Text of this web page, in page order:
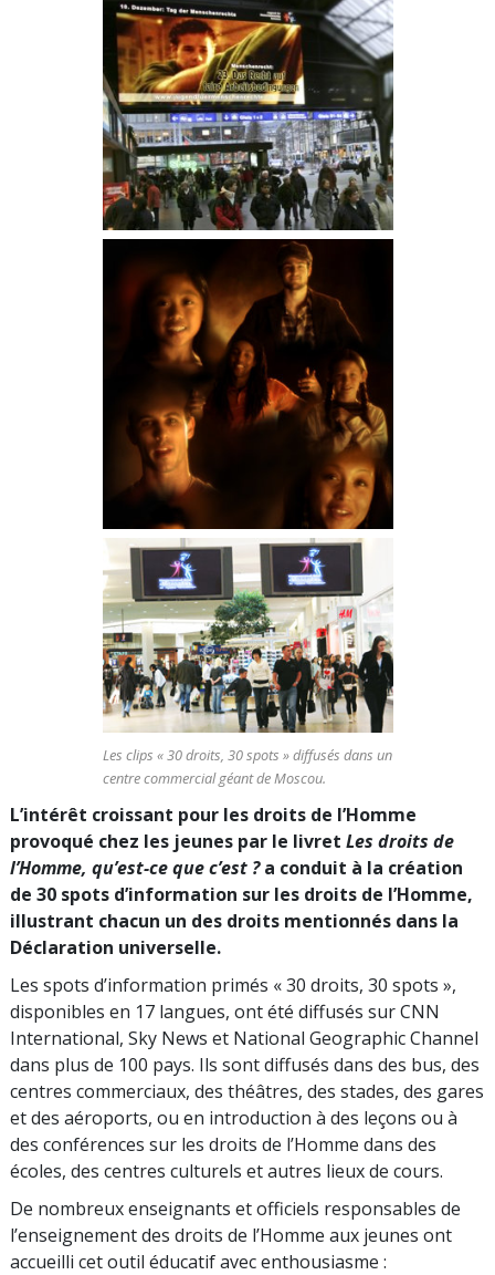
Les clips « 30 droits, 30 spots » diffusés dans un
centre commercial géant de Moscou.
L’intérêt croissant pour les droits de l’Homme
provoqué chez les jeunes par le livret Les droits de
l’Homme, qu’est-ce que c’est ?a conduit à la création
de 30 spots d’information sur les droits de l’Homme,
illustrant chacun un des droits mentionnés dans la
Déclaration universelle.
Les spots d’information primés « 30 droits, 30 spots »,
disponibles en 17 langues, ont été diffusés sur CNN
International, Sky News et National Geographic Channel
dans plus de 100 pays. Ils sont diffusés dans des bus, des
centres commerciaux, des théâtres, des stades, des gares
et des aéroports, ou en introduction à des leçons ou à
des conférences sur les droits de l’Homme dans des
écoles, des centres culturels et autres lieux de cours.
De nombreux enseignants et officiels responsables de
l’enseignement des droits de l’Homme aux jeunes ont
accueilli cet outil éducatif avec enthousiasme :